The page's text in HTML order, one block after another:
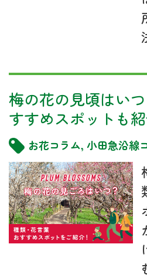
梅の花の見頃はい
すすめスポットも
お花コラム, 小田急沿線